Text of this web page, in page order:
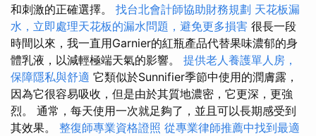
和刺激的正確選擇。 找台北會計師協助財務規劃 天花板漏
水，立即處理天花板的漏水問題，避免更多損害 很長一段
時間以來，我一直用Garnier的紅瓶產品代替果味濃郁的身
體乳液，以減輕極端天氣的影響。 提供老人養護單人房，
保障隱私與舒適 它類似於Sunnifier季節中使用的潤膚露，
因為它很容易吸收，但是由於其質地濃密，它更深，更強
烈。 通常，每天使用一次就足夠了，並且可以長期感受到
其效果。 整復師專業資格證照 從專業律師推薦中找到最適